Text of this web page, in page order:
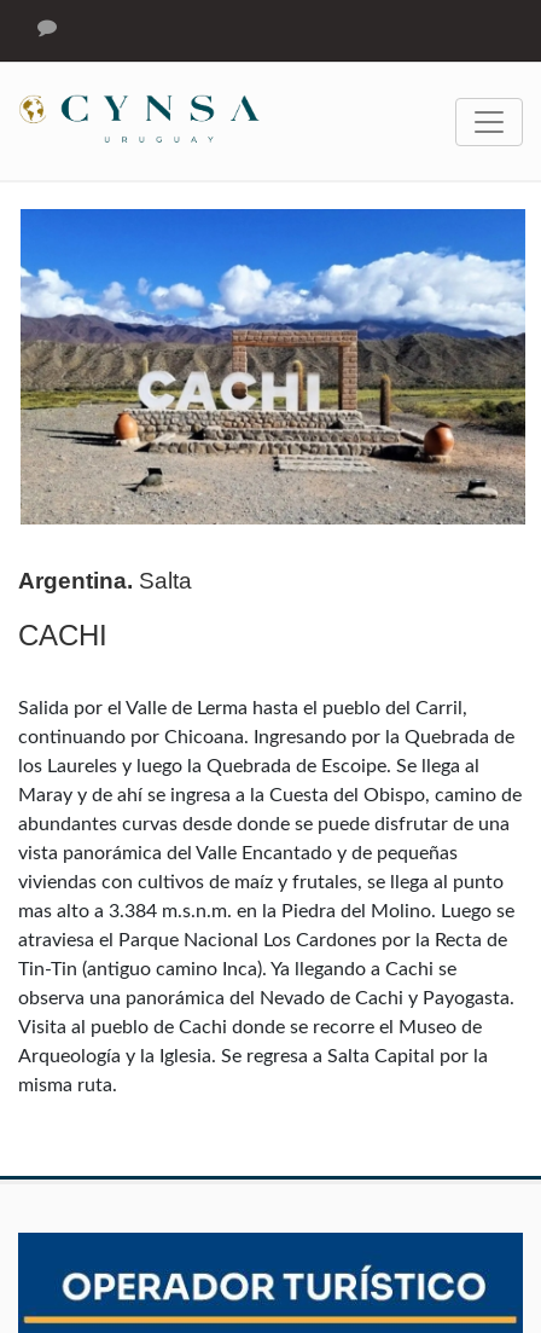
Argentina. Salta
CACHI
Salida por el Valle de Lerma hasta el pueblo del Carril,
continuando por Chicoana. Ingresando por la Quebrada de
los Laureles y luego la Quebrada de Escoipe. Se llega al
Maray y de ahí se ingresa a la Cuesta del Obispo, camino de
abundantes curvas desde donde se puede disfrutar de una
vista panorámica del Valle Encantado y de pequeñas
viviendas con cultivos de maíz y frutales, se llega al punto
mas alto a 3.384 m.s.n.m. en la Piedra del Molino. Luego se
atraviesa el Parque Nacional Los Cardones por la Recta de
Tin-Tin (antiguo camino Inca). Ya llegando a Cachi se
observa una panorámica del Nevado de Cachi y Payogasta.
Visita al pueblo de Cachi donde se recorre el Museo de
Arqueología y la Iglesia. Se regresa a Salta Capital por la
misma ruta.